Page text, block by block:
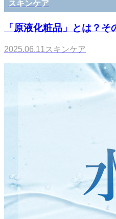
スキンケア
「原液化粧品」とは？
2025.06.11 スキンケア